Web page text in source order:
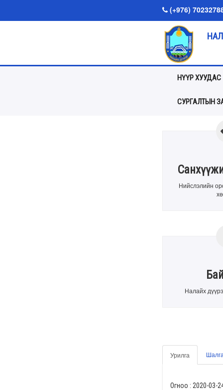
(+976)
НҮҮР ХУУДАС
СУРГАЛТЫН
Нийслэлийн
Налайх
Урилга
Огноо : 2020-03-